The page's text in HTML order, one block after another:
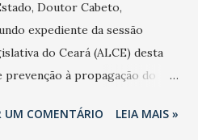
Doutor Cabeto,
expediente da sessão
do Ceará (ALCE) desta
prevenção à propagação do
na contenção da
UM COMENTÁRIO LEIA MAIS »